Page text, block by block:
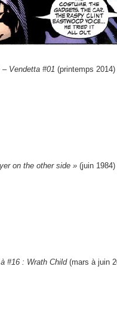
Vendetta #01 (printemps
on the other side » (juin 1984)
#16 : Wrath Child(mars à juin